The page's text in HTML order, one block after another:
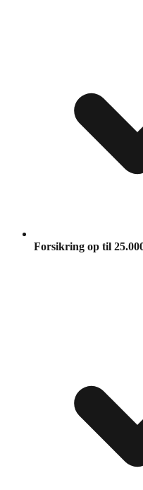
Forsikring op til